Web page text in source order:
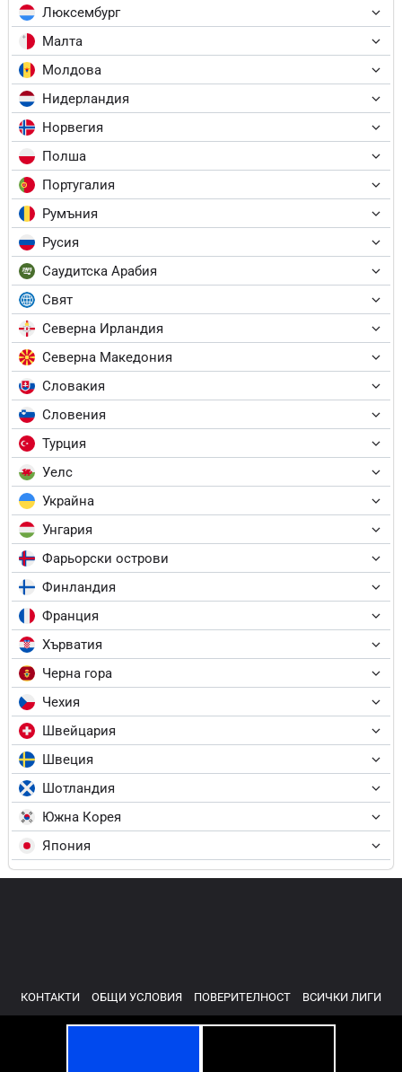
Люксембург
Малта
Молдова
Нидерландия
Норвегия
Полша
Португалия
Румъния
Русия
Саудитска Арабия
Свят
Северна Ирландия
Северна Македония
Словакия
Словения
Турция
Уелс
Украйна
Унгария
Фарьорски острови
Финландия
Франция
Хърватия
Черна гора
Чехия
Швейцария
Швеция
Шотландия
Южна Корея
Япония
КОНТАКТИ ОБЩИ УСЛОВИЯ ПОВЕРИТЕЛНОСТ ВСИЧКИ ЛИГИ